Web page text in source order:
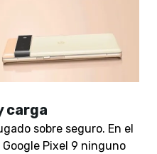
carga
sobre seguro. En el
Pixel 9 ninguno